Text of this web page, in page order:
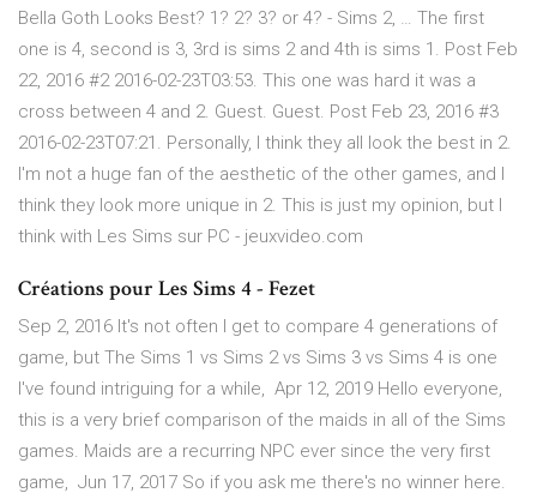
Bella Goth Looks Best? 1? 2? 3? or 4? - Sims 2, … The first
one is 4, second is 3, 3rd is sims 2 and 4th is sims 1. Post Feb
22, 2016 #2 2016-02-23T03:53. This one was hard it was a
cross between 4 and 2. Guest. Guest. Post Feb 23, 2016 #3
2016-02-23T07:21. Personally, I think they all look the best in 2.
I'm not a huge fan of the aesthetic of the other games, and I
think they look more unique in 2. This is just my opinion, but I
think with Les Sims sur PC - jeuxvideo.com
Créations pour Les Sims 4 - Fezet
Sep 2, 2016 It's not often I get to compare 4 generations of
game, but The Sims 1 vs Sims 2 vs Sims 3 vs Sims 4 is one
I've found intriguing for a while, Apr 12, 2019 Hello everyone,
this is a very brief comparison of the maids in all of the Sims
games. Maids are a recurring NPC ever since the very first
game, Jun 17, 2017 So if you ask me there's no winner here.